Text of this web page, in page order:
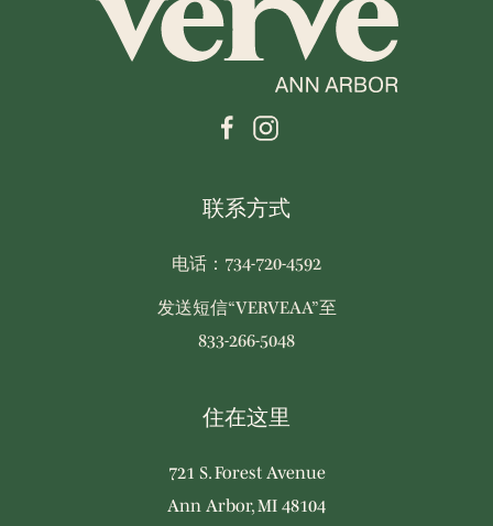
联系方式
电话：734-720-4592
发送短信“VERVEAA”至
833-266-5048
住在这里
721 S. Forest Avenue
Ann Arbor, MI 48104